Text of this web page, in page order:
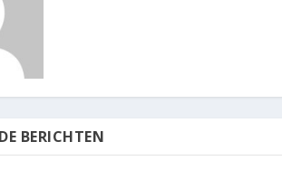
BERICHTEN